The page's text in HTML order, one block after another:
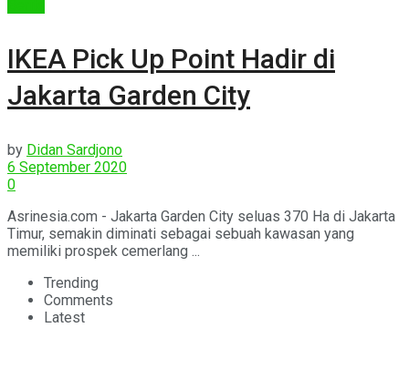
IKEA Pick Up Point Hadir di
Jakarta Garden City
by Didan Sardjono
6 September 2020
0
Asrinesia.com - Jakarta Garden City seluas 370 Ha di Jakarta
Timur, semakin diminati sebagai sebuah kawasan yang
memiliki prospek cemerlang ...
Trending
Comments
Latest